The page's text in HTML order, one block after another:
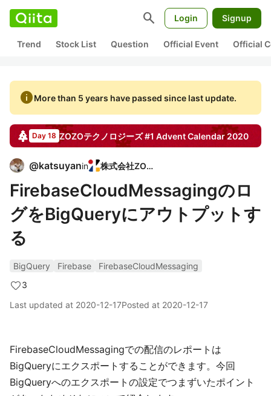
search Login Signup
Trend Stock List Question Official Event Official
infoMore than 5 years have passed since last update.
Day 18 ZOZOテクノロジーズ #1 Advent Calendar2020
@katsuyanin 株式会社ZOZO
FirebaseCloudMessagingのロ
グをBigQueryにアウトプットす
る
BigQuery Firebase
FirebaseCloudMessaging
3
Last updated at 2020-12-17Posted at 2020-12-17
FirebaseCloudMessagingでの配信のレポートは
BigQueryにエクスポートすることができます。今回
BigQueryへのエクスポートの設定でつまずいたポイント